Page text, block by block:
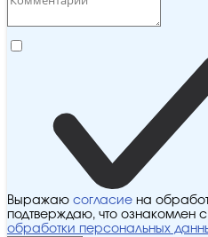
Выражаю согласие на
подтверждаю, что ознакомлен с
обработки персональных